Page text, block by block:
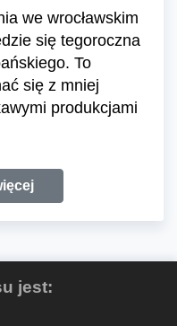
we wrocławskim
się tegoroczna
To
się z mniej
produkcjami
jest: